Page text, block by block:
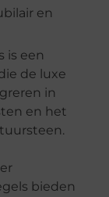
en
is een
de luxe
in
en het
bieden